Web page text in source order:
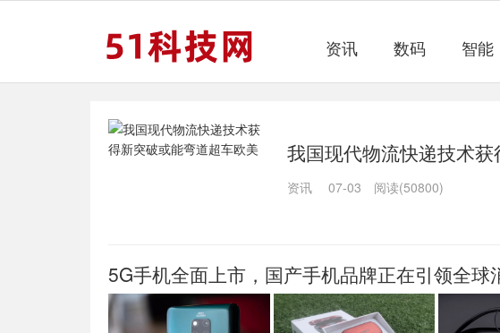
资讯 数码 智能
我国现代物流快递技术
资讯 07-03 阅读(50800)
5G手机全面上市，国产手机品牌正在引领全球